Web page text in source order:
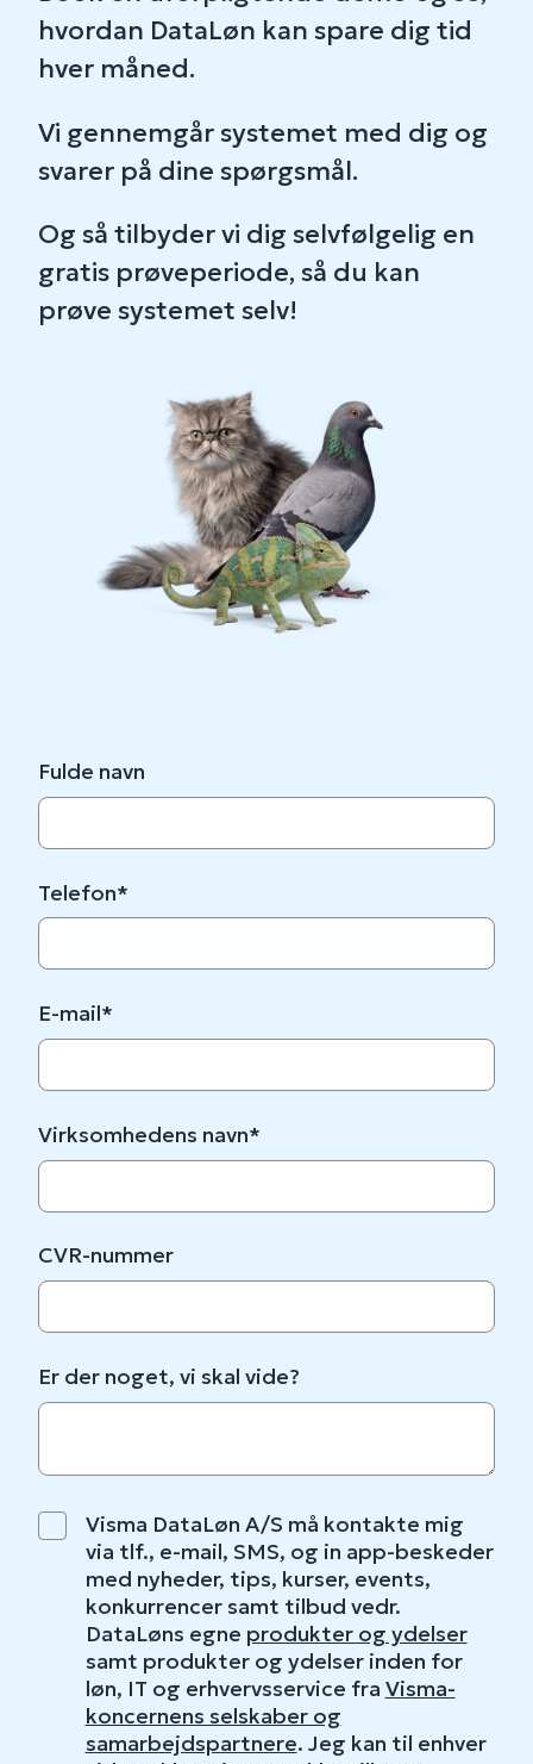
hvordan DataLøn kan spare dig tid
hver måned.
Vi gennemgår systemet med dig og
svarer på dine spørgsmål.
Og så tilbyder vi dig selvfølgelig en
gratis prøveperiode, så du kan
prøve systemet selv!
Fulde navn
Telefon*
E-mail*
Virksomhedens navn*
CVR-nummer
Er der noget, vi skal vide?
Visma DataLøn A/S må kontakte mig
via tlf., e-mail, SMS, og in app-beskeder
med nyheder, tips, kurser, events,
konkurrencer samt tilbud vedr.
DataLøns egne produkter og ydelser
samt produkter og ydelser inden for
løn, IT og erhvervsservice fra Visma-
koncernens selskaber og
samarbejdspartnere. Jeg kan til enhver